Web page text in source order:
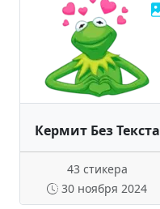
Кермит Без Текста
43 стикера
30 ноября 2024